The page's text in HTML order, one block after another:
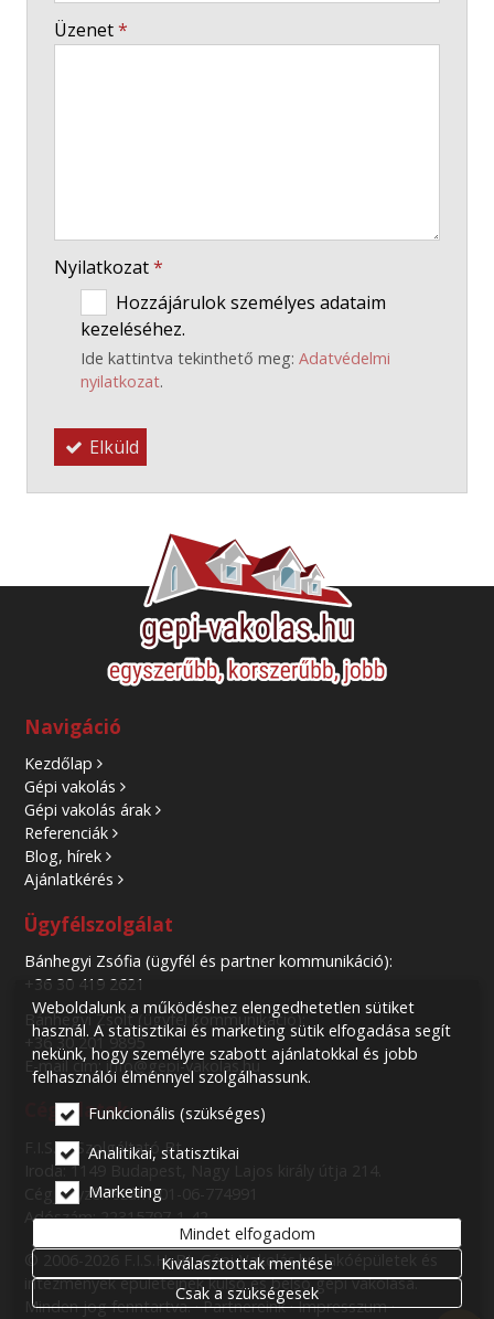
-
Üzenet*
Nyilatkozat*
Hozzájárulok személyes adataim
kezeléséhez.
Ide kattintva tekinthető meg: Adatvédelmi
nyilatkozat.
Elküld
Navigáció
Kezdőlap
Gépi vakolás
Gépi vakolás árak
Referenciák
Blog, hírek
Ajánlatkérés
Ügyfélszolgálat
Bánhegyi Zsófia (ügyfél és partner kommunikáció):
+36 30 419 2621
Bánhegyi Zsolt (ügyfél kommunikáció):
+36 30 201 9895
E-mail cím: info@gepi-vakolas.hu
Cégadatok
F.I.S.H. Szolgáltató Bt.
Iroda: 1149 Budapest, Nagy Lajos király útja 214.
Cégjegyzék szám: 01-06-774991
Adószám: 22315797-1-42
© 2006-2026 F.I.S.H. Bt. Gépi-Vakolás.hu: lakóépületek és
intézmények épületeinek külső és belső gépi vakolása.
Minden jog fenntartva. Partnereink Impresszum
Weboldalunk a működéshez elengedhetetlen sütiket
használ. A statisztikai és marketing sütik elfogadása segít
nekünk, hogy személyre szabott ajánlatokkal és jobb
felhasználói élménnyel szolgálhassunk.
Funkcionális (szükséges)
Analitikai, statisztikai
Marketing
Mindet elfogadom
Kiválasztottak mentése
Csak a szükségesek